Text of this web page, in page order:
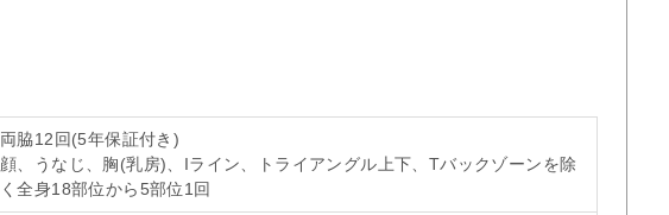
両脇12回(5年保証付き)
顔、うなじ、胸(乳房)、Iライン、トライアングル上下、Tバックゾーンを除
く全身18部位から5部位1回